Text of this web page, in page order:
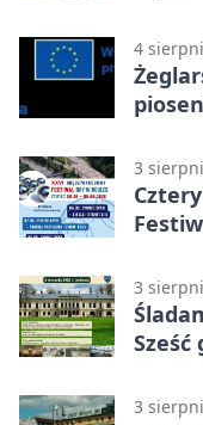
4
3
3
3